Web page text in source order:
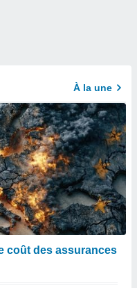
À la une
coût des assurances